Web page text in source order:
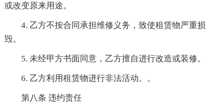
或改变原来用途。
4. 乙方不按合同承担维修义务，致使租赁物严重损
毁。
5. 未经甲方书面同意，乙方擅自进行改造或装修。
6. 乙方利用租赁物进行非法活动。。
第八条 违约责任